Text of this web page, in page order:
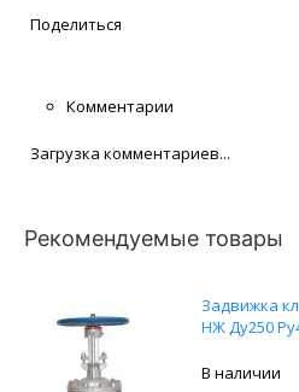
Поделиться
Комментарии
Загрузка комментариев...
Рекомендуемые товары
Задвижка
НЖ Ду250
В наличии